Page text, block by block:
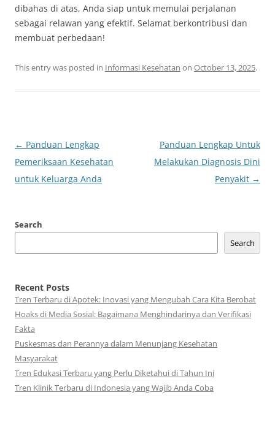
dibahas di atas, Anda siap untuk memulai perjalanan
sebagai relawan yang efektif. Selamat berkontribusi dan
membuat perbedaan!
This entry was posted in Informasi Kesehatan on October 13, 2025.
Post
navigation
← Panduan Lengkap
Pemeriksaan Kesehatan
untuk Keluarga Anda
Panduan Lengkap Untuk
Melakukan Diagnosis Dini
Penyakit →
Search
Search
Recent Posts
Tren Terbaru di Apotek: Inovasi yang Mengubah Cara Kita Berobat
Hoaks di Media Sosial: Bagaimana Menghindarinya dan Verifikasi
Fakta
Puskesmas dan Perannya dalam Menunjang Kesehatan
Masyarakat
Tren Edukasi Terbaru yang Perlu Diketahui di Tahun Ini
Tren Klinik Terbaru di Indonesia yang Wajib Anda Coba